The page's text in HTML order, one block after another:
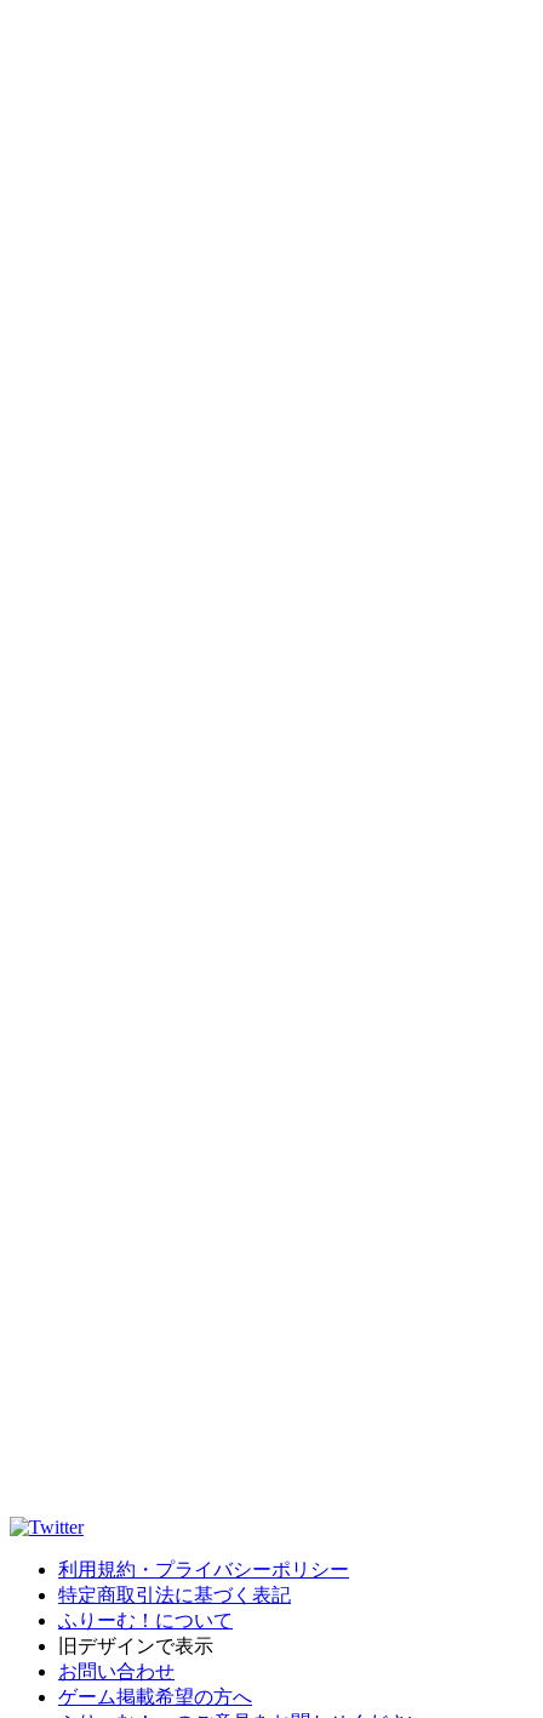
利用規約・プライバシーポリシー
特定商取引法に基づく表記
ふりーむ！について
旧デザインで表示
お問い合わせ
ゲーム掲載希望の方へ